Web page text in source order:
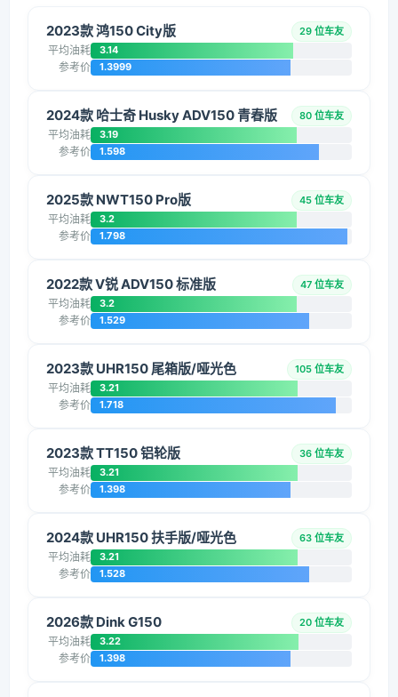
2023款 鸿150 City版 29 位车友
平均油耗 3.14
参考价 1.3999
2024款 哈士奇 Husky ADV150 青春版 80 位车友
平均油耗 3.19
参考价 1.598
2025款 NWT150 Pro版 45 位车友
平均油耗 3.2
参考价 1.798
2022款 V锐 ADV150 标准版 47 位车友
平均油耗 3.2
参考价 1.529
2023款 UHR150 尾箱版/哑光色 105 位车友
平均油耗 3.21
参考价 1.718
2023款 TT150 铝轮版 36 位车友
平均油耗 3.21
参考价 1.398
2024款 UHR150 扶手版/哑光色 63 位车友
平均油耗 3.21
参考价 1.528
2026款 Dink G150 20 位车友
平均油耗 3.22
参考价 1.398